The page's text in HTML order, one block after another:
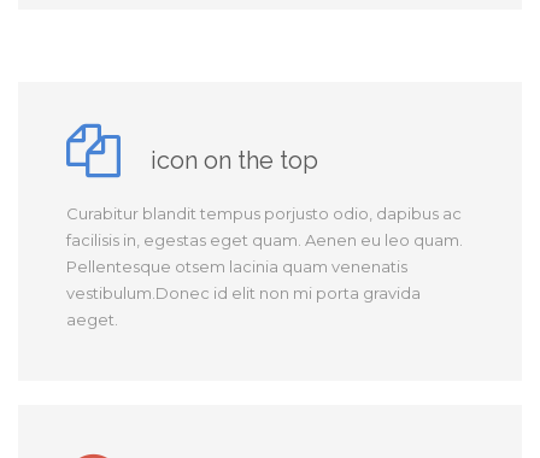
icon on the top
Curabitur blandit tempus porjusto odio, dapibus ac
facilisis in, egestas eget quam. Aenen eu leo quam.
Pellentesque otsem lacinia quam venenatis
vestibulum.Donec id elit non mi porta gravida
aeget.